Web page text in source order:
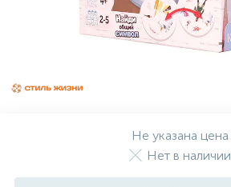
Не указана цена
Нет в наличии